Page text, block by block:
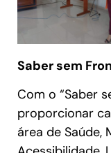
Saber sem
Com o “Saber
proporcionar
área de Saúde,